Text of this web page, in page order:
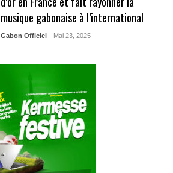
musique gabonaise à l’international
Gabon Officiel - Mai 23, 2025